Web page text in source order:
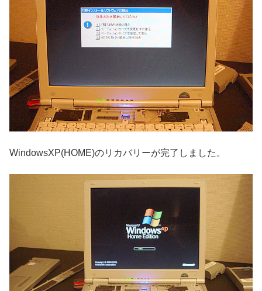
WindowsXP(HOME)のリカバリーが完了しました。